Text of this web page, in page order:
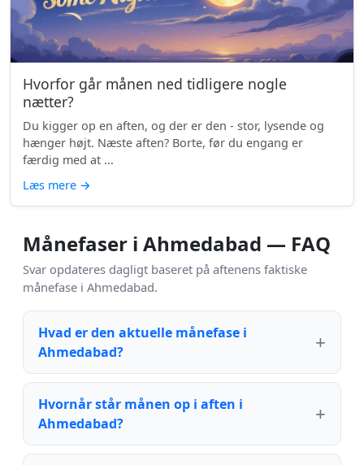
Hvorfor går månen ned tidligere nogle
nætter?
Du kigger op en aften, og der er den - stor, lysende og
hænger højt. Næste aften? Borte, før du engang er
færdig med at ...
Læs mere →
Månefaser i Ahmedabad — FAQ
Svar opdateres dagligt baseret på aftenens faktiske
månefase i Ahmedabad.
Hvad er den aktuelle månefase i
Ahmedabad?
Hvornår står månen op i aften i
Ahmedabad?